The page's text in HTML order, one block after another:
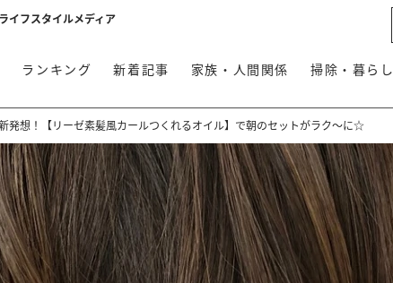
イフスタイルメディア
ランキング 新着記事 家族・人間関係 掃除・暮らし
発想！【リーゼ素髪風カールつくれるオイル】で朝のセットがラク〜に☆